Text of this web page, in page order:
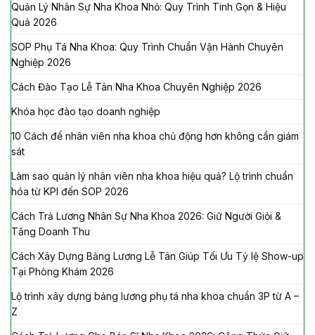
Quản Lý Nhân Sự Nha Khoa Nhỏ: Quy Trình Tinh Gọn & Hiệu
Quả 2026
SOP Phụ Tá Nha Khoa: Quy Trình Chuẩn Vận Hành Chuyên
Nghiệp 2026
Cách Đào Tạo Lễ Tân Nha Khoa Chuyên Nghiệp 2026
Khóa học đào tạo doanh nghiệp
10 Cách để nhân viên nha khoa chủ động hơn không cần giám
sát
Làm sao quản lý nhân viên nha khoa hiệu quả? Lộ trình chuẩn
hóa từ KPI đến SOP 2026
Cách Trả Lương Nhân Sự Nha Khoa 2026: Giữ Người Giỏi &
Tăng Doanh Thu
Cách Xây Dựng Bảng Lương Lễ Tân Giúp Tối Ưu Tỷ lệ Show-up
Tại Phòng Khám 2026
Lộ trình xây dựng bảng lương phụ tá nha khoa chuẩn 3P từ A –
Z